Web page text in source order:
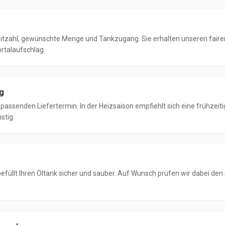
gewünschte Menge und Tankzugang. Sie erhalten unseren
Liefertermin. In der Heizsaison empfiehlt sich eine
Ihren Öltank sicher und sauber. Auf Wunsch prüfen wir dabei